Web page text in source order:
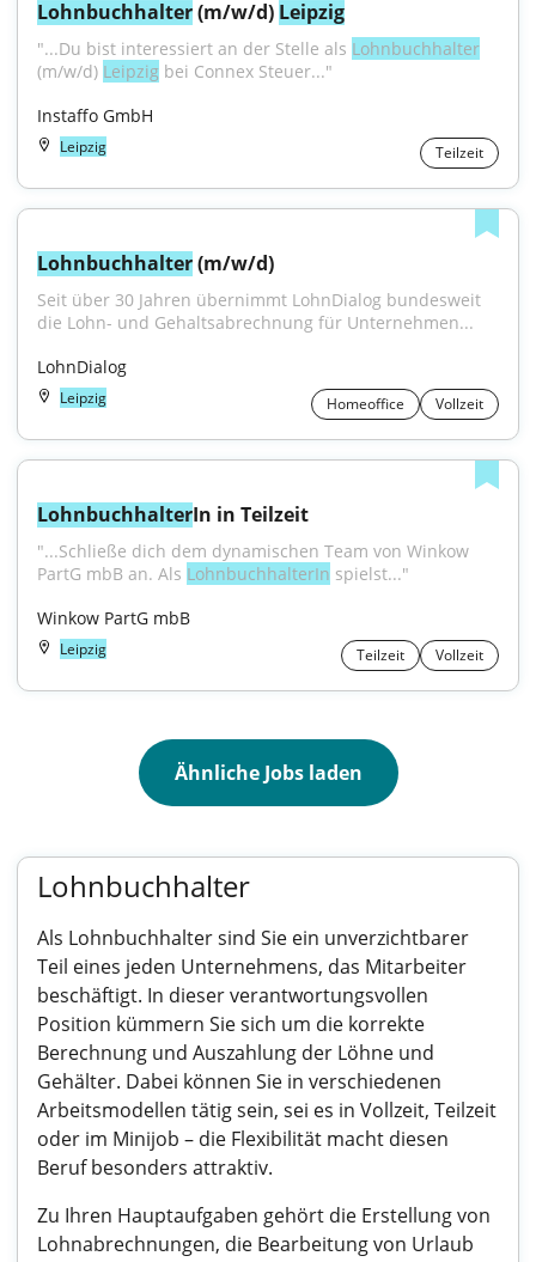
Lohnbuchhalter (m/w/d) Leipzig
"...Du bist interessiert an der Stelle als Lohnbuchhalter
(m/w/d) Leipzig bei Connex Steuer..."
Instaffo GmbH
Leipzig Teilzeit
Lohnbuchhalter (m/w/d)
Seit über 30 Jahren übernimmt LohnDialog bundesweit
die Lohn- und Gehaltsabrechnung für Unternehmen...
LohnDialog
Leipzig Homeoffice Vollzeit
LohnbuchhalterIn in Teilzeit
"...Schließe dich dem dynamischen Team von Winkow
PartG mbB an. Als LohnbuchhalterIn spielst..."
Winkow PartG mbB
Leipzig Teilzeit Vollzeit
Ähnliche Jobs laden
Lohnbuchhalter
Als Lohnbuchhalter sind Sie ein unverzichtbarer
Teil eines jeden Unternehmens, das Mitarbeiter
beschäftigt. In dieser verantwortungsvollen
Position kümmern Sie sich um die korrekte
Berechnung und Auszahlung der Löhne und
Gehälter. Dabei können Sie in verschiedenen
Arbeitsmodellen tätig sein, sei es in Vollzeit, Teilzeit
oder im Minijob – die Flexibilität macht diesen
Beruf besonders attraktiv.
Zu Ihren Hauptaufgaben gehört die Erstellung von
Lohnabrechnungen, die Bearbeitung von Urlaub